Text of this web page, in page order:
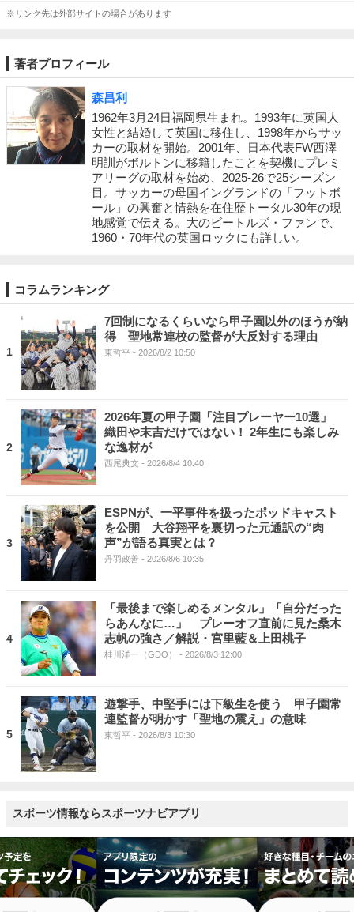
※リンク先は外部サイトの場合があります
著者プロフィール
森昌利
1962年3月24日福岡県生まれ。1993年に英国人
女性と結婚して英国に移住し、1998年からサッ
カーの取材を開始。2001年、日本代表FW西澤
明訓がボルトンに移籍したことを契機にプレミ
アリーグの取材を始め、2025-26で25シーズン
目。サッカーの母国イングランドの「フットボ
ール」の興奮と情熱を在住歴トータル30年の現
地感覚で伝える。大のビートルズ・ファンで、
1960・70年代の英国ロックにも詳しい。
コラムランキング
1
7回制になるくらいなら甲子園以外のほうが納
得 聖地常連校の監督が大反対する理由
東哲平 - 2026/8/2 10:50
2
2026年夏の甲子園「注目プレーヤー10選」
織田や末吉だけではない！ 2年生にも楽しみ
な逸材が
西尾典文 - 2026/8/4 10:40
3
ESPNが、一平事件を扱ったポッドキャスト
を公開 大谷翔平を裏切った元通訳の“肉
声”が語る真実とは？
丹羽政善 - 2026/8/6 10:35
4
「最後まで楽しめるメンタル」「自分だった
らあんなに…」 プレーオフ直前に見た桑木
志帆の強さ／解説・宮里藍＆上田桃子
桂川洋一（GDO） - 2026/8/3 12:00
5
遊撃手、中堅手には下級生を使う 甲子園常
連監督が明かす「聖地の震え」の意味
東哲平 - 2026/8/3 10:30
スポーツ情報ならスポーツナビアプリ